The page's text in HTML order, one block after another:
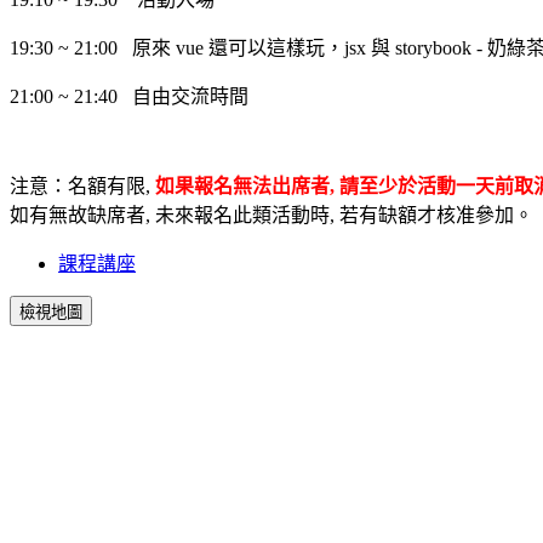
19:30 ~ 21:00 原來 vue 還可以這樣玩，jsx 與 storybook - 奶綠
21:00 ~ 21:40 自由交流時間
注意：名額有限, 如果報名無法出席者, 請至少於活動一天前取
如有無故缺席者, 未來報名此類活動時, 若有缺額才核准參加。
課程講座
檢視地圖